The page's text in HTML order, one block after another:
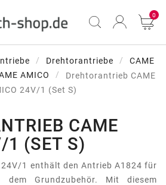
0
Drehtorantriebe
CAME
AMICO
Drehtorantrieb CAME
24V/1 (Set S)
CAME
1 (SET S)
24V/1 enthält den Antrieb A1824 für
Grundzubehör. Mit diesem